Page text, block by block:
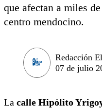
que afectan a miles
centro mendocino.
Redacción
07 de julio
La calle Hipólito